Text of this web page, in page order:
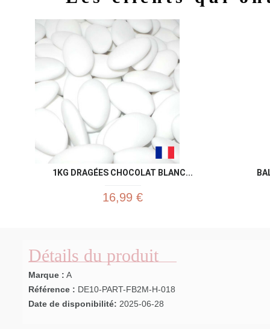
1KG DRAGÉES CHOCOLAT BLANC...
16,99 €
Détails du produit
Marque : A
Référence : DE10-PART-FB2M-H-018
Date de disponibilité: 2025-06-28